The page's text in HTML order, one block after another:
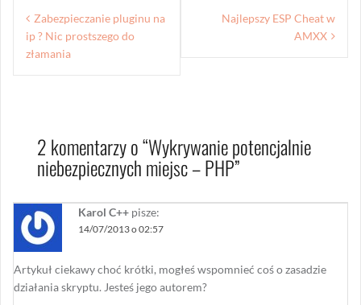
Nawigacja
wpisu
Zabezpieczanie pluginu na
ip ? Nic prostszego do
złamania
Najlepszy ESP Cheat w
AMXX
2 komentarzy o “Wykrywanie potencjalnie
niebezpiecznych miejsc – PHP”
Karol C++ pisze:
14/07/2013 o 02:57
Artykuł ciekawy choć krótki, mogłeś wspomnieć coś o zasadzie
działania skryptu. Jesteś jego autorem?